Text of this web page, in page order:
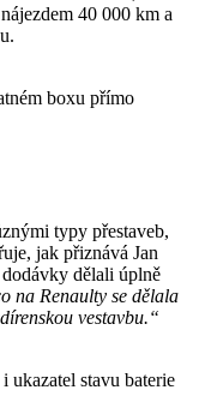
40 000 km a
boxu přímo
typy přestaveb,
jak přiznává Jan
dodávky dělali úplně
na Renaulty se dělala
vestavbu.“
ukazatel stavu baterie